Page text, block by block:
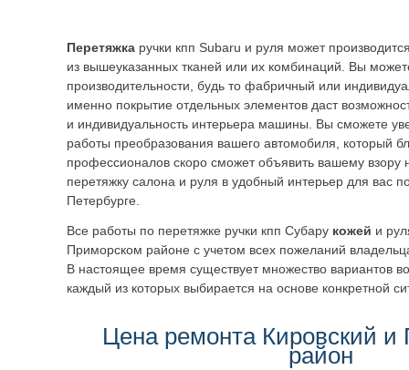
Перетяжка ручки кпп Subaru и руля может
из вышеуказанных тканей или их комбинаций. Вы
производительности, будь то фабричный или
именно покрытие отдельных элементов даст
и индивидуальность интерьера машины. Вы сможете
работы преобразования вашего автомобиля, который
профессионалов скоро сможет объявить вашему взору
перетяжку салона и руля в удобный интерьер для вас
Петербурге.
Все работы по перетяжке ручки кпп Субару кожей и
Приморском районе с учетом всех пожеланий
В настоящее время существует множество вариантов
каждый из которых выбирается на основе конкретной
Цена ремонта Кировский и
район